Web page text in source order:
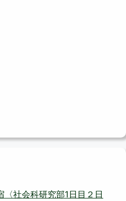
社会科研究部1日目２日